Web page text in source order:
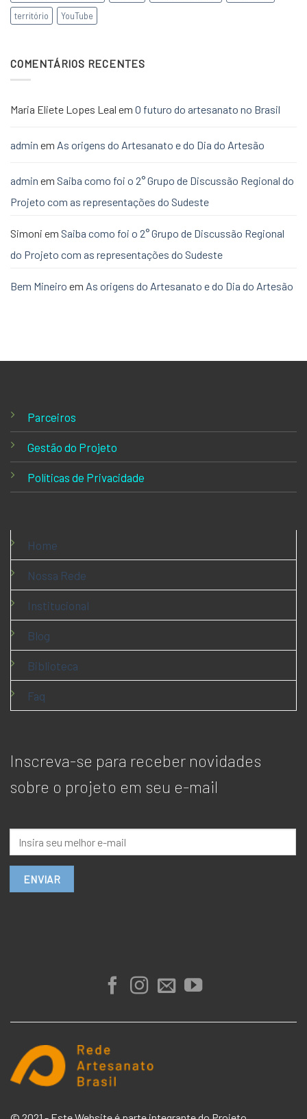
território
YouTube
COMENTÁRIOS RECENTES
Maria Eliete Lopes Leal em O futuro do artesanato no Brasil
admin em As origens do Artesanato e do Dia do Artesão
admin em Saiba como foi o 2° Grupo de Discussão Regional do
Projeto com as representações do Sudeste
Simoni em Saiba como foi o 2° Grupo de Discussão Regional
do Projeto com as representações do Sudeste
Bem Mineiro em As origens do Artesanato e do Dia do Artesão
Parceiros
Gestão do Projeto
Políticas de Privacidade
Home
Nossa Rede
Institucional
Blog
Biblioteca
Faq
Inscreva-se para receber novidades
sobre o projeto em seu e-mail